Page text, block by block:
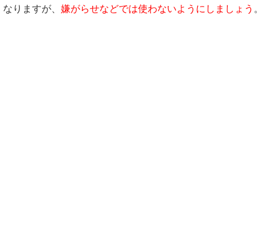
なりますが、 嫌がらせなどでは使わないようにしましょう 。